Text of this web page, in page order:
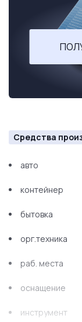
Средства
авто
контейнер
бытовка
орг.техника
раб. места
оснащение
инструмент